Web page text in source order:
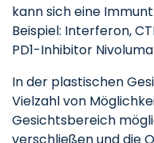
kann sich eine
Beispiel: Interferon,
PD1-Inhibitor
In der plastischen
Vielzahl von
Gesichtsbereich